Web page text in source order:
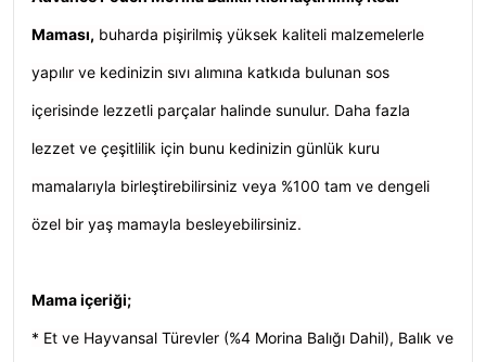
Maması, buharda pişirilmiş yüksek kaliteli malzemelerle
yapılır ve kedinizin sıvı alımına katkıda bulunan sos
içerisinde lezzetli parçalar halinde sunulur. Daha fazla
lezzet ve çeşitlilik için bunu kedinizin günlük kuru
mamalarıyla birleştirebilirsiniz veya %100 tam ve dengeli
özel bir yaş mamayla besleyebilirsiniz.
Mama içeriği;
* Et ve Hayvansal Türevler (%4 Morina Balığı Dahil), Balık ve